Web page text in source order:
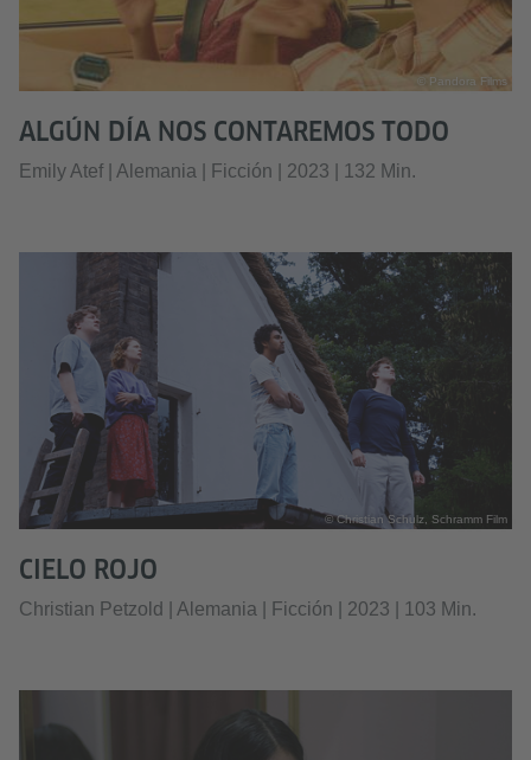
© Pandora Films
ALGÚN DÍA NOS CONTAREMOS TODO
Emily Atef | Alemania | Ficción | 2023 | 132 Min.
© Christian Schulz, Schramm Film
CIELO ROJO
Christian Petzold | Alemania | Ficción | 2023 | 103 Min.